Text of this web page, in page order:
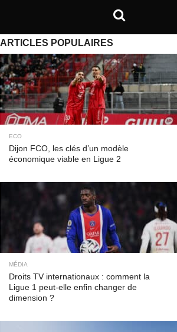
ARTICLES POPULAIRES
ECO
Dijon FCO, les clés d’un modèle
économique viable en Ligue 2
MÉDIA
Droits TV internationaux : comment la
Ligue 1 peut-elle enfin changer de
dimension ?